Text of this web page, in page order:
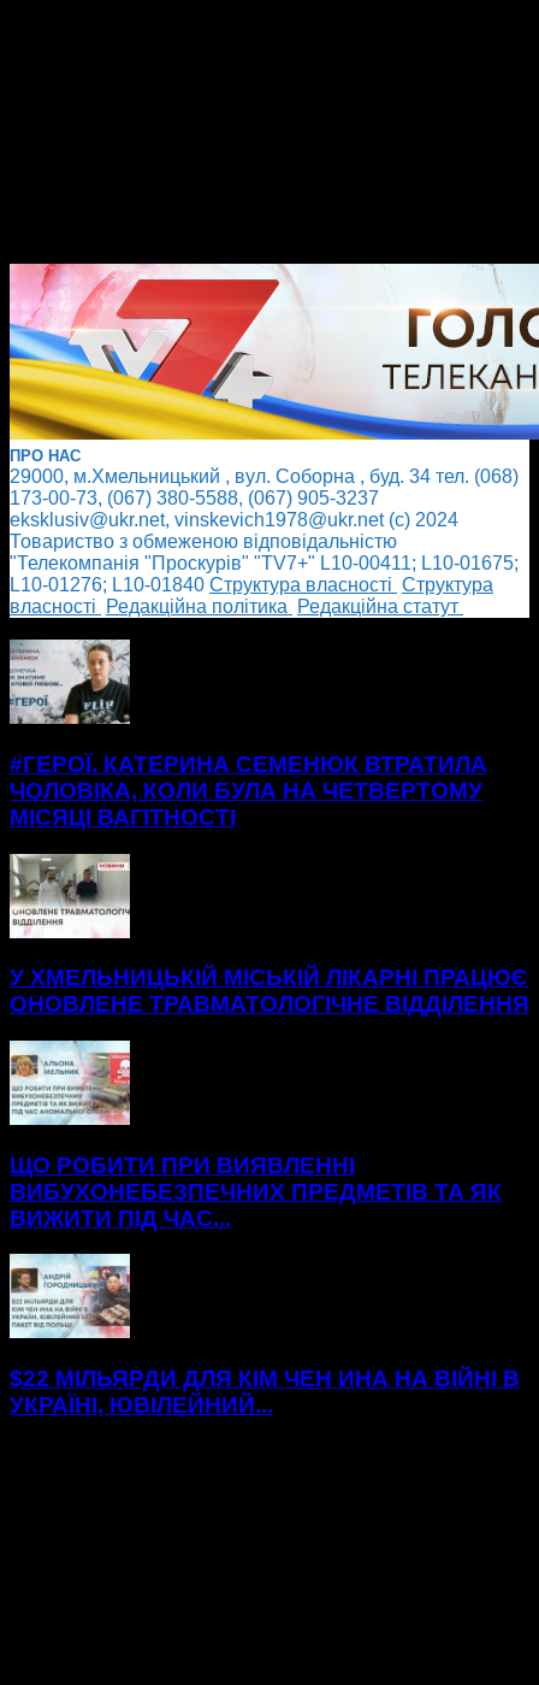
ПРО НАС
29000, м.Хмельницький , вул. Соборна , буд. 34 тел. (068)
173-00-73, (067) 380-5588, (067) 905-3237
eksklusiv@ukr.net, vinskevich1978@ukr.net (с) 2024
Товариство з обмеженою відповідальністю
"Телекомпанія "Проскурів" "TV7+" L10-00411; L10-01675;
L10-01276; L10-01840 Cтруктура власності Cтруктура
власності
Редакційна політика
Редакційна статут
#ГЕРОЇ. КАТЕРИНА СЕМЕНЮК ВТРАТИЛА
ЧОЛОВІКА, КОЛИ БУЛА НА ЧЕТВЕРТОМУ
МІСЯЦІ ВАГІТНОСТІ
У ХМЕЛЬНИЦЬКІЙ МІСЬКІЙ ЛІКАРНІ ПРАЦЮЄ
ОНОВЛЕНЕ ТРАВМАТОЛОГІЧНЕ ВІДДІЛЕННЯ
ЩО РОБИТИ ПРИ ВИЯВЛЕННІ
ВИБУХОНЕБЕЗПЕЧНИХ ПРЕДМЕТІВ ТА ЯК
ВИЖИТИ ПІД ЧАС...
$22 МІЛЬЯРДИ ДЛЯ КІМ ЧЕН ИНА НА ВІЙНІ В
УКРАЇНІ, ЮВІЛЕЙНИЙ...